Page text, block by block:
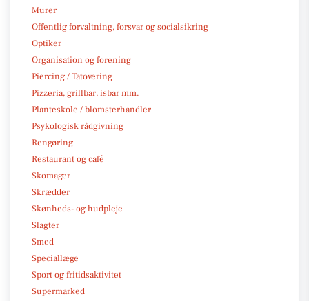
Murer
Offentlig forvaltning, forsvar og socialsikring
Optiker
Organisation og forening
Piercing / Tatovering
Pizzeria, grillbar, isbar mm.
Planteskole / blomsterhandler
Psykologisk rådgivning
Rengøring
Restaurant og café
Skomager
Skrædder
Skønheds- og hudpleje
Slagter
Smed
Speciallæge
Sport og fritidsaktivitet
Supermarked